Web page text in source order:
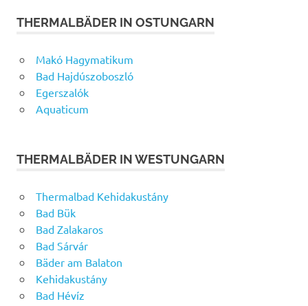
THERMALBÄDER IN OSTUNGARN
Makó Hagymatikum
Bad Hajdúszoboszló
Egerszalók
Aquaticum
THERMALBÄDER IN WESTUNGARN
Thermalbad Kehidakustány
Bad Bük
Bad Zalakaros
Bad Sárvár
Bäder am Balaton
Kehidakustány
Bad Hévíz